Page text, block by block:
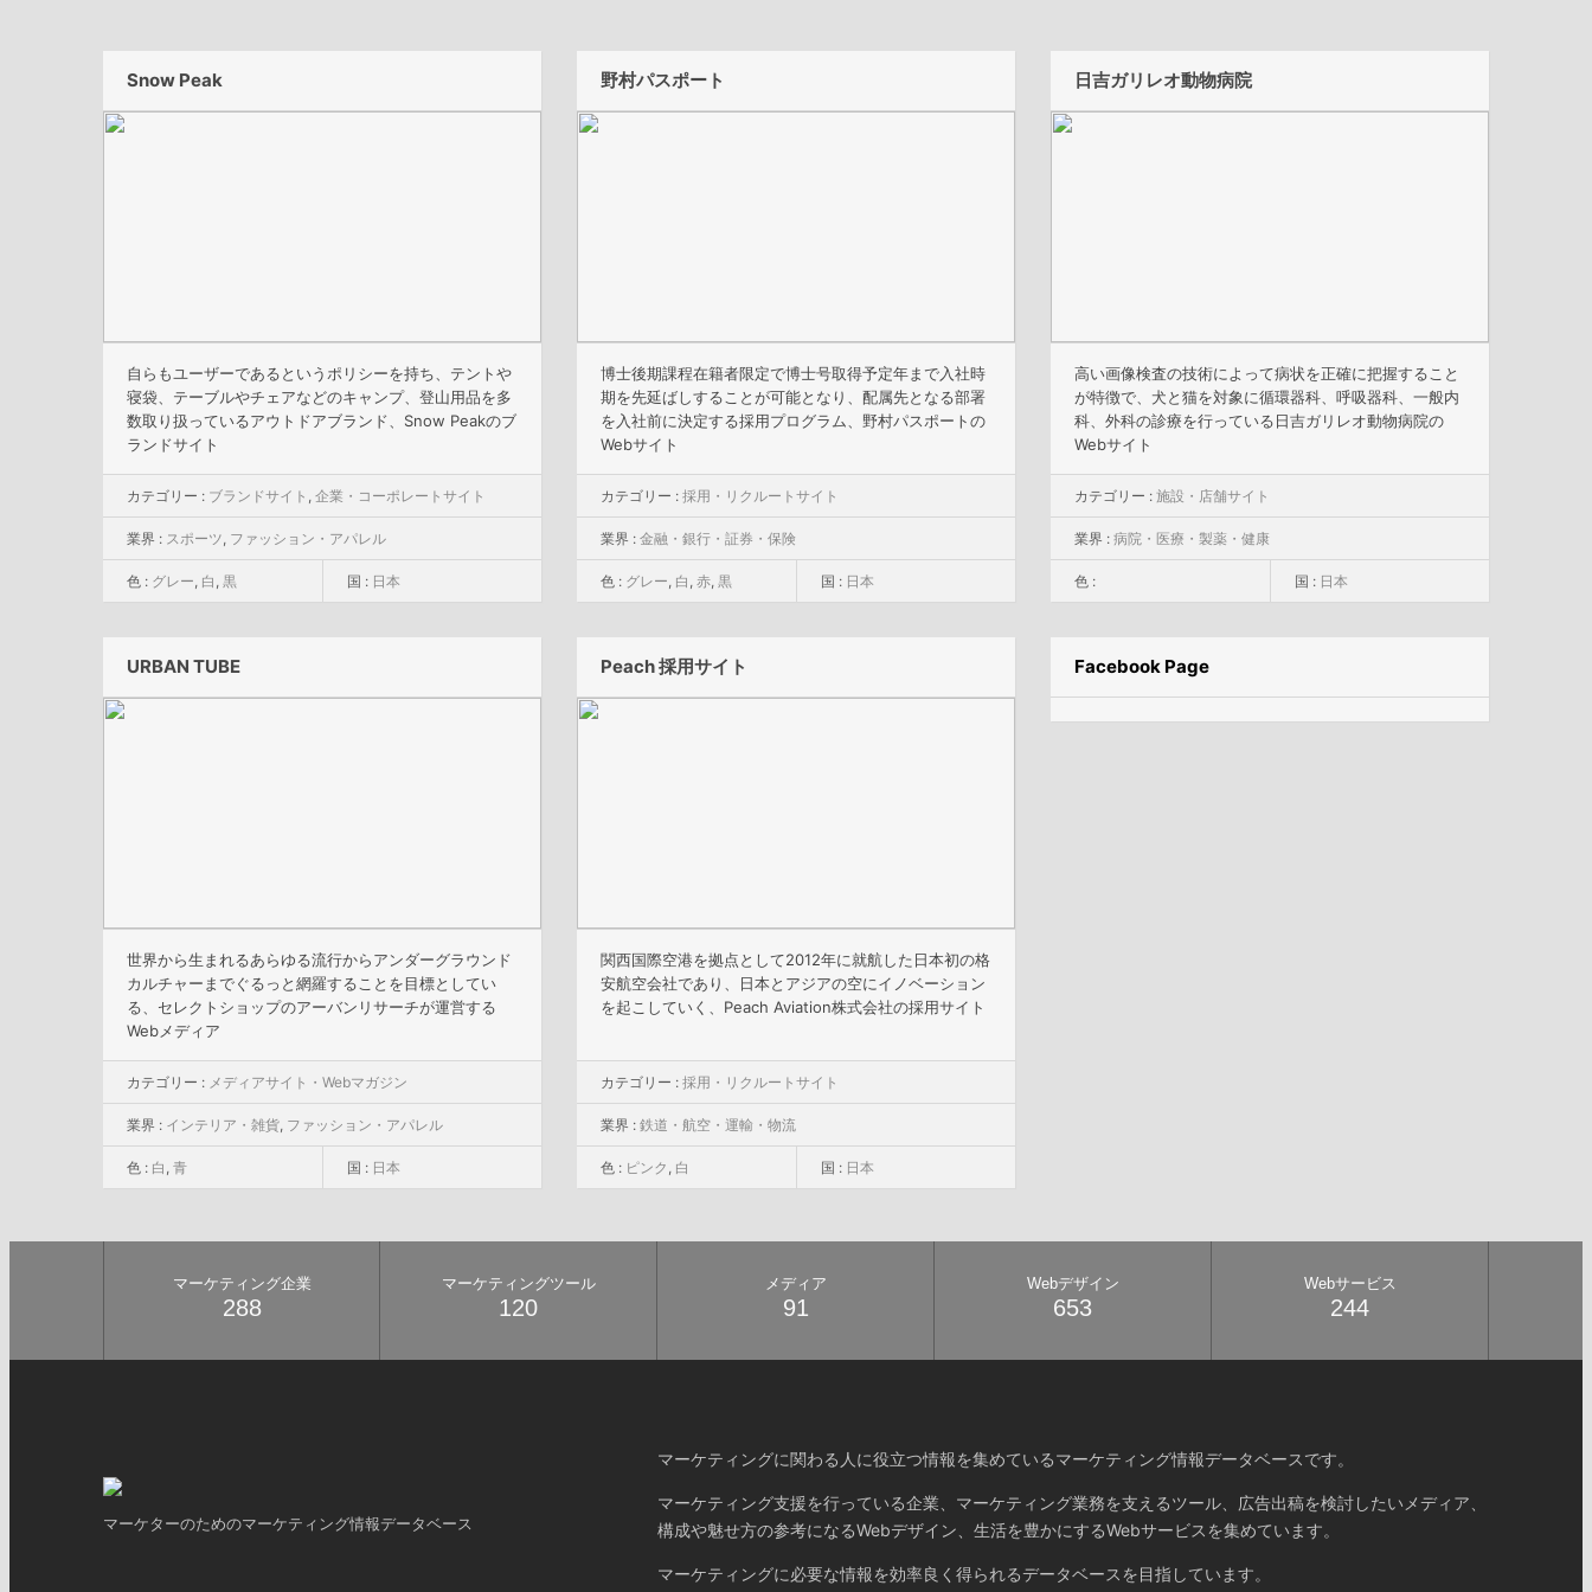
Snow Peak
自らもユーザーであるというポリシーを持ち、テントや
寝袋、テーブルやチェアなどのキャンプ、登山用品を多
数取り扱っているアウトドアブランド、Snow Peakのブ
ランドサイト
カテゴリー : ブランドサイト , 企業・コーポレートサイト
業界 : スポーツ, ファッション・アパレル
色 : グレー, 白 , 黒 国 : 日本
野村パスポート
博士後期課程在籍者限定で博士号取得予定年まで入社時
期を先延ばしすることが可能となり、配属先となる部署
を入社前に決定する採用プログラム、野村パスポートの
Webサイト
カテゴリー : 採用・リクルートサイト
業界 : 金融・銀行・証券・保険
色 : グレー, 白 , 赤, 黒 国 : 日本
日吉ガリレオ動物病院
高い画像検査の技術によって病状を正確に把握すること
が特徴で、犬と猫を対象に循環器科、呼吸器科、一般内
科、外科の診療を行っている日吉ガリレオ動物病院の
Webサイト
カテゴリー : 施設・店舗サイト
業界 : 病院・医療・製薬・健康
色 : 国 : 日本
URBAN TUBE
世界から生まれるあらゆる流行からアンダーグラウンド
カルチャーまでぐるっと網羅することを目標としてい
る、セレクトショップのアーバンリサーチが運営する
Webメディア
カテゴリー : メディアサイト・Webマガジン
業界 : インテリア・雑貨, ファッション・アパレル
色 : 白 , 青 国 : 日本
Peach 採用サイト
関西国際空港を拠点として2012年に就航した日本初の格
安航空会社であり、日本とアジアの空にイノベーション
を起こしていく、Peach Aviation株式会社の採用サイト
カテゴリー : 採用・リクルートサイト
業界 : 鉄道・航空・運輸・物流
色 : ピンク , 白 国 : 日本
Facebook Page
マーケティング企業
288
マーケティングツール
120
メディア
91
Webデザイン
653
Webサービス
244
マーケターのためのマーケティング情報データベース
マーケティングに関わる人に役立つ情報を集めているマーケティング情報データベースです。
マーケティング支援を行っている企業、マーケティング業務を支えるツール、広告出稿を検討したいメディア、
構成や魅せ方の参考になるWebデザイン、生活を豊かにするWebサービスを集めています。
マーケティングに必要な情報を効率良く得られるデータベースを目指しています。